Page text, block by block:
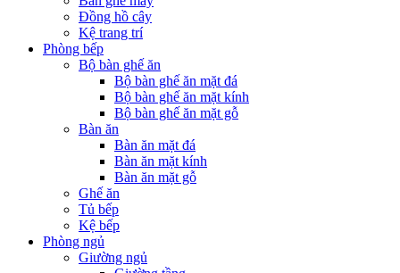
Đồng hồ cây
Kệ trang trí
Phòng bếp
Bộ bàn ghế ăn
Bộ bàn ghế ăn mặt đá
Bộ bàn ghế ăn mặt kính
Bộ bàn ghế ăn mặt gỗ
Bàn ăn
Bàn ăn mặt đá
Bàn ăn mặt kính
Bàn ăn mặt gỗ
Ghế ăn
Tủ bếp
Kệ bếp
Phòng ngủ
Giường ngủ